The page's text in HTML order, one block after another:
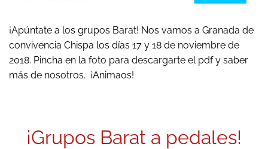
¡Apúntate a los grupos Barat! Nos vamos a Granada de
convivencia Chispa los días 17 y 18 de noviembre de
2018. Pincha en la foto para descargarte el pdf y saber
más de nosotros. ¡Animaos!
¡Grupos Barat a pedales!